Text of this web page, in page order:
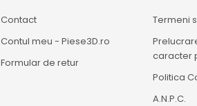
Contact
Contul meu - Piese3D.ro
Formular de retur
Termeni
caracter
Politica
A.N.P.C.